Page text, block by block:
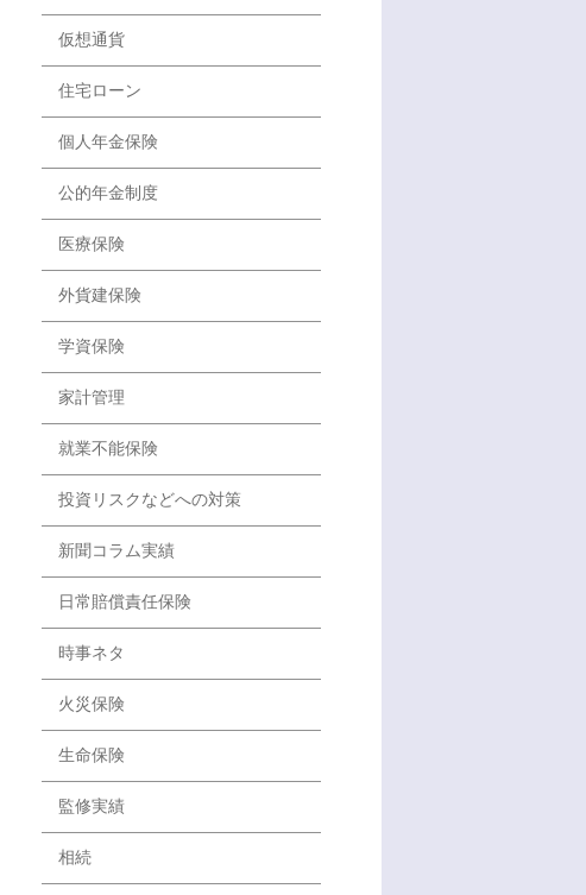
仮想通貨
住宅ローン
個人年金保険
公的年金制度
医療保険
外貨建保険
学資保険
家計管理
就業不能保険
投資リスクなどへの対策
新聞コラム実績
日常賠償責任保険
時事ネタ
火災保険
生命保険
監修実績
相続